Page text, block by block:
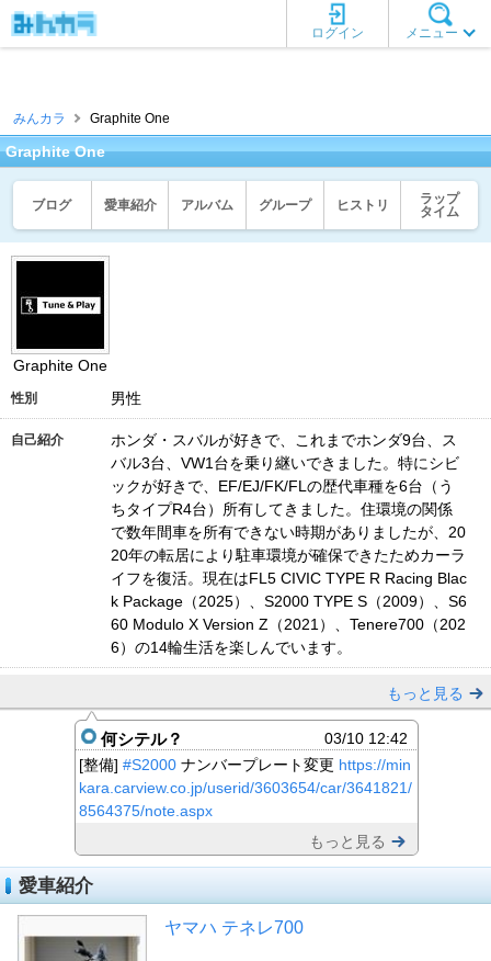
メニュー
ログイン
みんカラ Graphite One
Graphite One
ブログ 愛車紹介 アルバム グループ ヒストリ
ラップ
タイム
Graphite One
性別 男性
自己紹介
ホンダ・スバルが好きで、これまでホンダ9台、ス
バル3台、VW1台を乗り継いできました。特にシビ
ックが好きで、EF/EJ/FK/FLの歴代車種を6台（う
ちタイプR4台）所有してきました。住環境の関係
で数年間車を所有できない時期がありましたが、20
20年の転居により駐車環境が確保できたためカーラ
イフを復活。現在はFL5 CIVIC TYPE R Racing Blac
k Package（2025）、S2000 TYPE S（2009）、S6
60 Modulo X Version Z（2021）、Tenere700（202
6）の14輪生活を楽しんでいます。
もっと見る
何シテル？
03/10 12:42
[整備] #S2000ナンバープレート変更 https://min
kara.carview.co.jp/userid/3603654/car/3641821/
8564375/note.aspx
もっと見る
愛車紹介
ヤマハ テネレ700